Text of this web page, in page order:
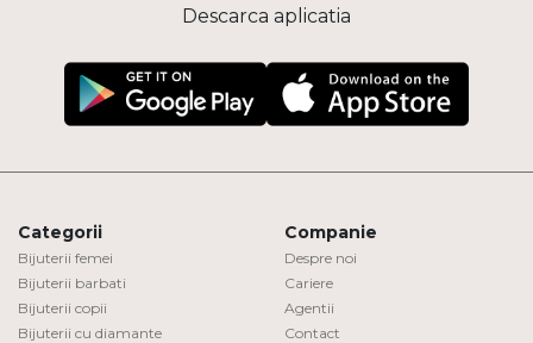
Descarca aplicatia
Categorii
Bijuterii femei
Bijuterii barbati
Bijuterii copii
Bijuterii cu diamante
Companie
Despre noi
Cariere
Agentii
Contact